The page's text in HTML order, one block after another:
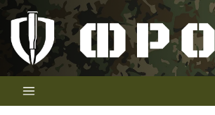
Скип
цонтент
Телевизија ФРОНТ
Први војни канал у Србији